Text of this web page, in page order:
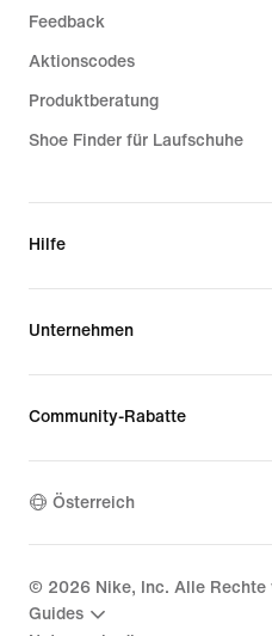
Feedback
Aktionscodes
Produktberatung
Shoe Finder für Laufschuhe
Hilfe
Unternehmen
Community-Rabatte
Österreich
© 2026 Nike, Inc. Alle Rechte
Guides